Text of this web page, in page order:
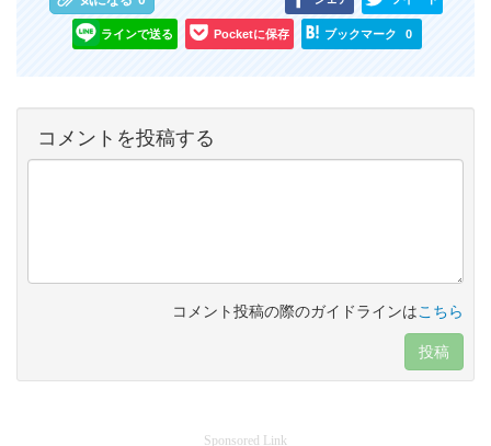
ラインで送る Pocketに保存 ブックマーク 0
コメントを投稿する
コメント投稿の際のガイドラインはこちら
投稿
Sponsored Link